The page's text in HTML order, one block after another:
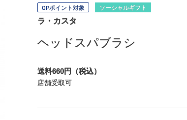
OPポイント対象 ソーシャルギフト
ラ・カスタ
ヘッドスパブラシ
送料660円（税込）
店舗受取可